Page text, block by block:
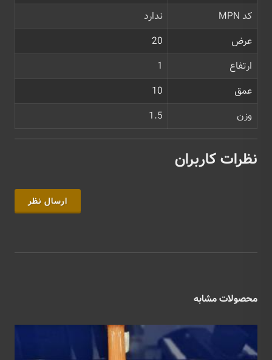
کد MPN
ندارد
عرض
20
ارتفاع
1
عمق
10
وزن
1.5
نظرات کاربران
ارسال نظر
محصولات مشابه